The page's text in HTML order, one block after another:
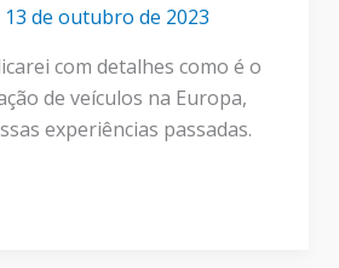
13 de outubro de 2023
com detalhes como é o
de veículos na Europa,
experiências passadas.